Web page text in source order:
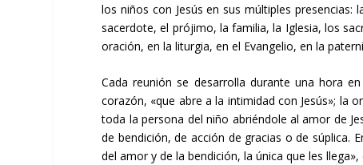
los niños con Jesús en sus múltiples
sacerdote, el prójimo, la familia, la Iglesia, los
oración, en la liturgia, en el Evangelio, en la
Cada reunión se desarrolla durante una hora
corazón, «que abre a la intimidad con Jesús»; la
toda la persona del niño abriéndole al amor de
de bendición, de acción de gracias o de súplica.
del amor y de la bendición, la única que les llega»,